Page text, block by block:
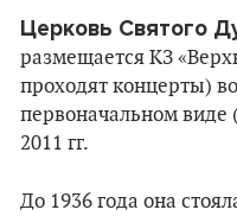
Церковь Святого
размещается КЗ
проходят концерты)
первоначальном виде
2011 гг.
До 1936 года она